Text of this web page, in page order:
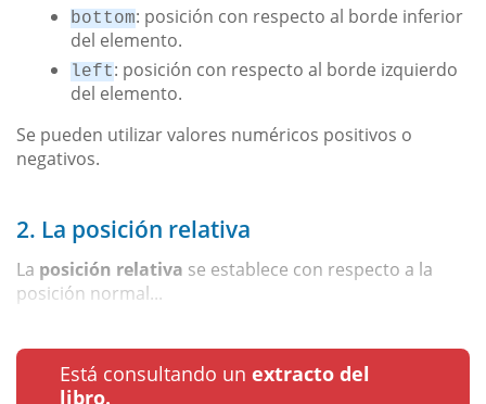
bottom: posición con respecto al borde inferior
del elemento.
left: posición con respecto al borde izquierdo
del elemento.
Se pueden utilizar valores numéricos positivos o
negativos.
2. La posición relativa
La posición relativa se establece con respecto a la
posición normal...
Está consultando un extracto del
libro.